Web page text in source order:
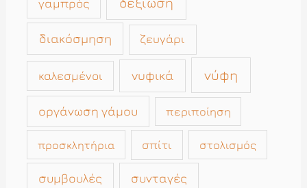
γαμπρός
διακόσμηση ζευγάρι
καλεσμένοι νυφικά νύφη
οργάνωση γάμου περιποίηση
προσκλητήρια σπίτι στολισμός
συμβουλές συνταγές